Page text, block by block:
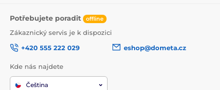
Potřebujete poradit offline
Zákaznický servis je k dispozici
+420 555 222 029
eshop@dometa.cz
Kde nás najdete
Čeština